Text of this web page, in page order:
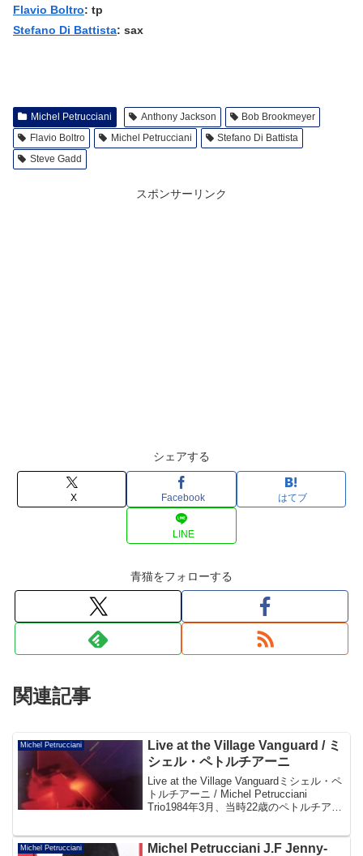
Flavio Boltro: tp
Stefano Di Battista: sax
Michel Petrucciani Anthony Jackson
Bob Brookmeyer
Flavio Boltro
Michel Petrucciani
Stefano Di Battista
Steve Gadd
スポンサーリンク
シェアする
X Facebook はてブ
LINE
青猫をフォローする
関連記事
Michel Petrucciani
Live at the Village Vanguard / ミ
シェル・ペトルチアーニ
Live at the Village Vanguardミシェル・ペ
トルチアーニ / Michel Petrucciani
Trio1984年3月、当時22歳のペトルチアー
ライヴを収録。ドラムに後期のビル...
Michel Petrucciani
Michel Petrucciani J.F Jenny-